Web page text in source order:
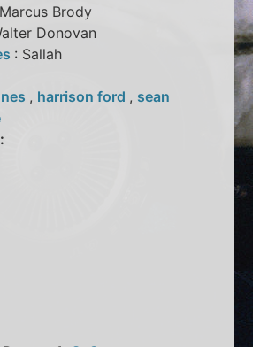
Brody
Donovan
: Sallah
, harrison ford , sean